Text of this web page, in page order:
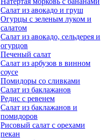
Салат из авокадо и груш
Огурцы с зеленым луком и
салатом
Салат из авокадо, сельдерея и
огурцов
Печеный салат
Салат из арбузов в винном
соусе
Помидоры со сливками
Салат из баклажанов
Редис с ревенем
Салат из баклажанов и
помидоров
Рисовый салат с орехами
пекан